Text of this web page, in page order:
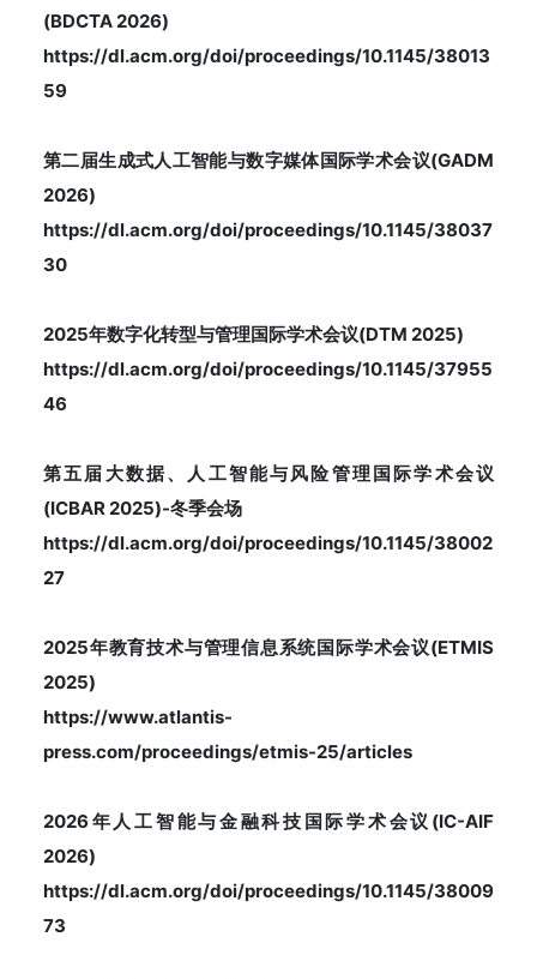
(BDCTA 2026)
https://dl.acm.org/doi/proceedings/10.1145/38013
59
第二届生成式人工智能与数字媒体国际学术会议(GADM
2026)
https://dl.acm.org/doi/proceedings/10.1145/38037
30
2025年数字化转型与管理国际学术会议(DTM 2025)
https://dl.acm.org/doi/proceedings/10.1145/37955
46
第五届大数据、人工智能与风险管理国际学术会议
(ICBAR 2025)-冬季会场
https://dl.acm.org/doi/proceedings/10.1145/38002
27
2025年教育技术与管理信息系统国际学术会议(ETMIS
2025)
https://www.atlantis-
press.com/proceedings/etmis-25/articles
2026年人工智能与金融科技国际学术会议(IC-AIF
2026)
https://dl.acm.org/doi/proceedings/10.1145/38009
73